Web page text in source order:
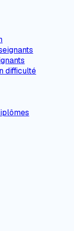
difficulté